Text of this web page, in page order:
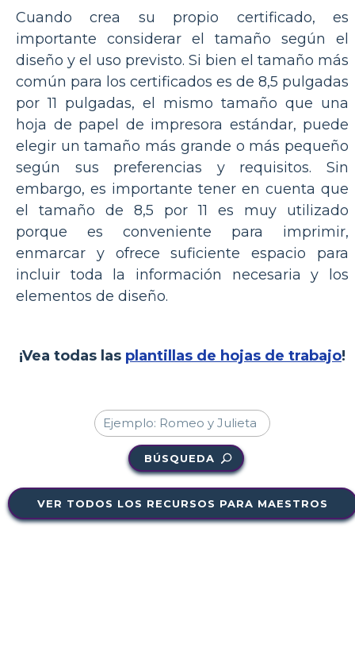
Cuando crea su propio certificado, es
importante considerar el tamaño según el
diseño y el uso previsto. Si bien el tamaño más
común para los certificados es de 8,5 pulgadas
por 11 pulgadas, el mismo tamaño que una
hoja de papel de impresora estándar, puede
elegir un tamaño más grande o más pequeño
según sus preferencias y requisitos. Sin
embargo, es importante tener en cuenta que
el tamaño de 8,5 por 11 es muy utilizado
porque es conveniente para imprimir,
enmarcar y ofrece suficiente espacio para
incluir toda la información necesaria y los
elementos de diseño.
¡Vea todas las plantillas de hojas de trabajo!
BÚSQUEDA
VER TODOS LOS RECURSOS PARA MAESTROS